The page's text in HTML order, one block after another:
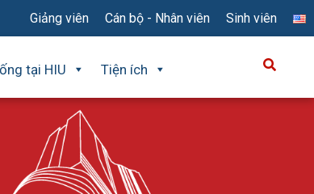
Giảng viên Cán bộ - Nhân viên Sinh viên
tại HIU Tiện ích